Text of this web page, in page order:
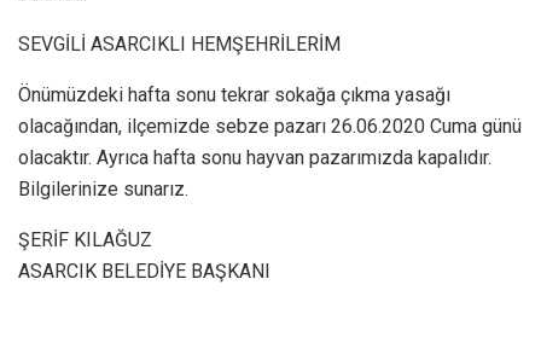
SEVGİLİ ASARCIKLI HEMŞEHRİLERİM
Önümüzdeki hafta sonu tekrar sokağa çıkma yasağı
olacağından, ilçemizde sebze pazarı 26.06.2020 Cuma günü
olacaktır. Ayrıca hafta sonu hayvan pazarımızda kapalıdır.
Bilgilerinize sunarız.
ŞERİF KILAĞUZ
ASARCIK BELEDİYE BAŞKANI